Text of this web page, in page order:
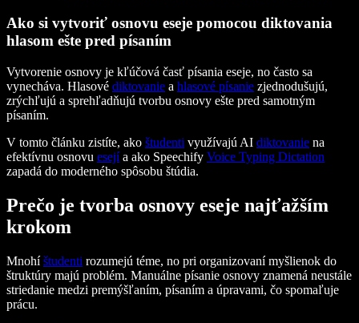
Ako si vytvoriť osnovu eseje pomocou diktovania
hlasom ešte pred písaním
Vytvorenie osnovy je kľúčová časť písania eseje, no často sa
vynecháva. Hlasové diktovanie a hlasové písanie zjednodušujú,
zrýchľujú a sprehľadňujú tvorbu osnovy ešte pred samotným
písaním.
V tomto článku zistíte, ako študenti využívajú AI diktovanie na
efektívnu osnovu esejía ako Speechify Voice Typing Dictation
zapadá do moderného spôsobu štúdia.
Prečo je tvorba osnovy eseje najťažším
krokom
Mnohíštudenti rozumejú téme, no pri organizovaní myšlienok do
štruktúry majú problém. Manuálne písanie osnovy znamená neustále
striedanie medzi premýšľaním, písaním a úpravami, čo spomaľuje
prácu.